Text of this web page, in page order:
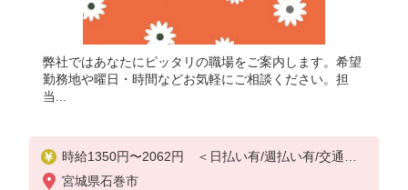
弊社ではあなたにピッタリの職場をご案内します。希望
勤務地や曜日・時間などお気軽にご相談ください。担
当...
時給1350円〜2062円 ＜日払い有/週払い有/交通費
全支給(ガソリン代含む)＞
宮城県石巻市